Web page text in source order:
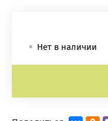
Нет в наличии